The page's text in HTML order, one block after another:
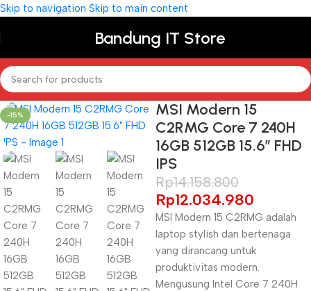
Skip to navigation Skip to main content
Bandung IT Store
-15%
MSI Modern 15
C2RMG Core 7 240H
16GB 512GB 15.6″ FHD
IPS
Rp14.158.800
Rp12.034.980
MSI Modern 15 C2RMG adalah
laptop stylish dan bertenaga
yang dirancang untuk
produktivitas modern.
Mengusung Intel Core 7 240H